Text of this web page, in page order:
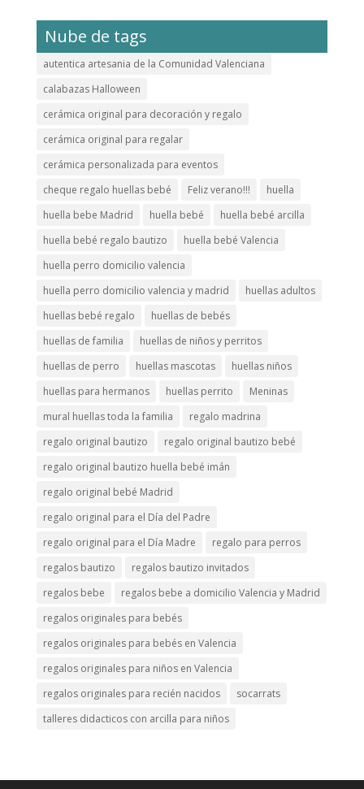
Nube de tags
autentica artesania de la Comunidad Valenciana
calabazas Halloween
cerámica original para decoración y regalo
cerámica original para regalar
cerámica personalizada para eventos
cheque regalo huellas bebé
Feliz verano!!!
huella
huella bebe Madrid
huella bebé
huella bebé arcilla
huella bebé regalo bautizo
huella bebé Valencia
huella perro domicilio valencia
huella perro domicilio valencia y madrid
huellas adultos
huellas bebé regalo
huellas de bebés
huellas de familia
huellas de niños y perritos
huellas de perro
huellas mascotas
huellas niños
huellas para hermanos
huellas perrito
Meninas
mural huellas toda la familia
regalo madrina
regalo original bautizo
regalo original bautizo bebé
regalo original bautizo huella bebé imán
regalo original bebé Madrid
regalo original para el Día del Padre
regalo original para el Día Madre
regalo para perros
regalos bautizo
regalos bautizo invitados
regalos bebe
regalos bebe a domicilio Valencia y Madrid
regalos originales para bebés
regalos originales para bebés en Valencia
regalos originales para niños en Valencia
regalos originales para recién nacidos
socarrats
talleres didacticos con arcilla para niños